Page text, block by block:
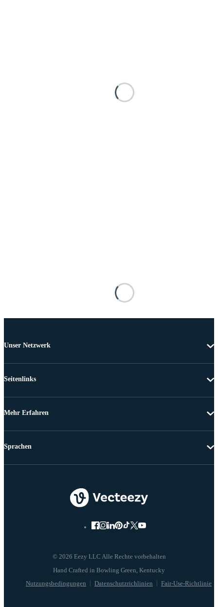
Unser Netzwerk
Seitenlinks
Mehr Erfahren
© 2026 Eezy LLC Alle Rechte vorbehalten
Nutzungsbedingungen Datenschutzrichlinien Fair-Use-Richtlinie
Sprachen